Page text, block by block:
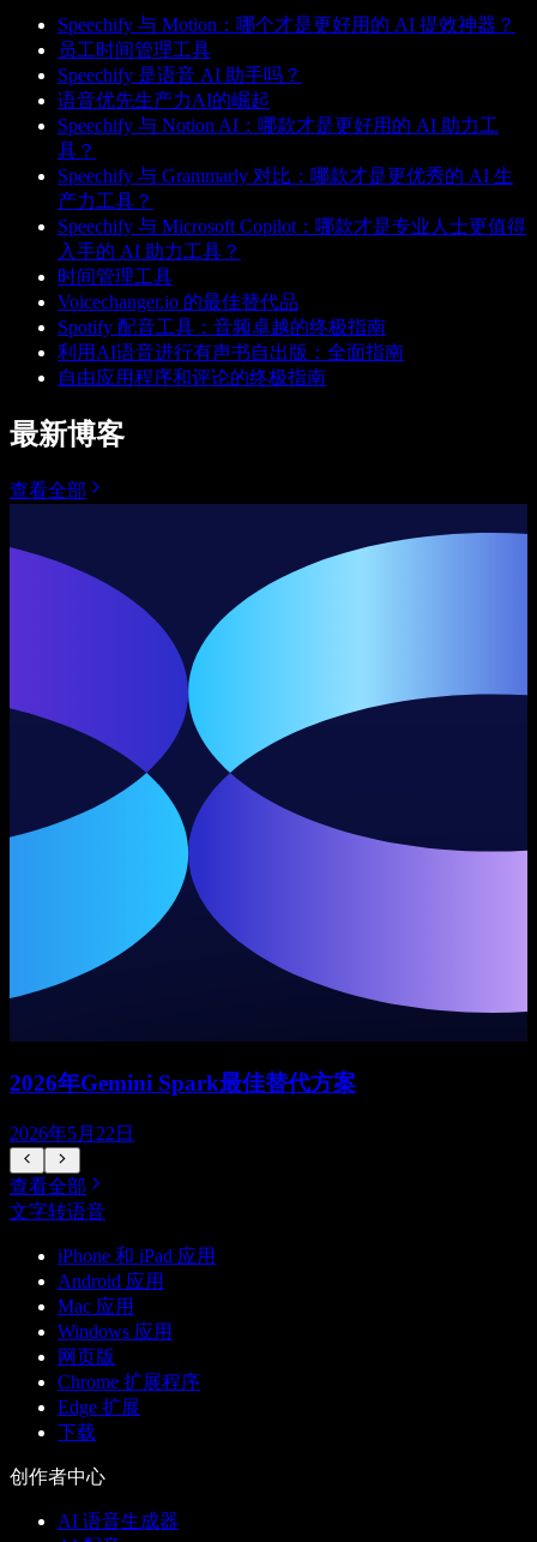
Speechify 与 Motion：哪个才是更好用的 AI 提效神器？
员工时间管理工具
Speechify 是语音 AI 助手吗？
语音优先生产力AI的崛起
Speechify 与 Notion AI：哪款才是更好用的 AI 助力工
具？
Speechify 与 Grammarly 对比：哪款才是更优秀的 AI 生
产力工具？
Speechify 与 Microsoft Copilot：哪款才是专业人士更值得
入手的 AI 助力工具？
时间管理工具
Voicechanger.io 的最佳替代品
Spotify 配音工具：音频卓越的终极指南
利用AI语音进行有声书自出版：全面指南
自由应用程序和评论的终极指南
最新博客
查看全部
2026年Gemini Spark最佳替代方案
2026年5月22日
查看全部
文字转语音
iPhone 和 iPad 应用
Android 应用
Mac 应用
Windows 应用
网页版
Chrome 扩展程序
Edge 扩展
下载
创作者中心
AI 语音生成器